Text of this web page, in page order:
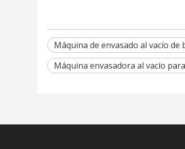
Máquina de envasado al vacío de
Máquina envasadora al vacío